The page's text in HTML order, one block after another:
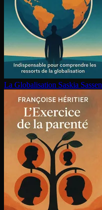
La Glo­ba­li­sa­tion Saskia Sassen